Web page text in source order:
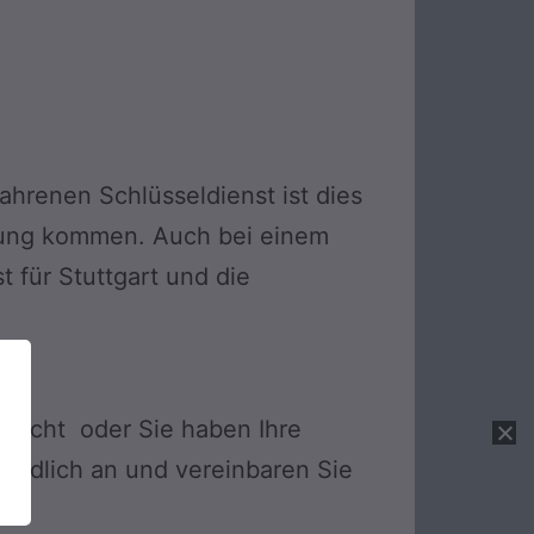
Schlüsseldienst ist dies
kommen. Auch bei einem
für Stuttgart und die
nicht oder Sie haben Ihre
an und vereinbaren Sie